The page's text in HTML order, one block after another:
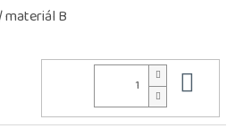
materiál B